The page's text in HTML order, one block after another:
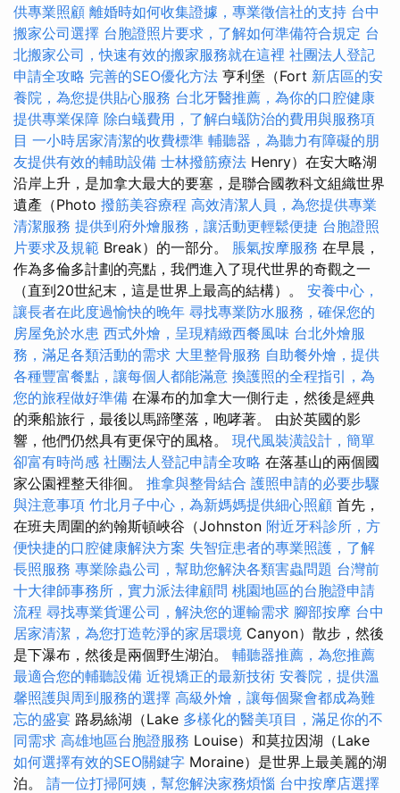
供專業照顧 離婚時如何收集證據，專業徵信社的支持 台中
搬家公司選擇 台胞證照片要求，了解如何準備符合規定 台
北搬家公司，快速有效的搬家服務就在這裡 社團法人登記
申請全攻略 完善的SEO優化方法 亨利堡（Fort 新店區的安
養院，為您提供貼心服務 台北牙醫推薦，為你的口腔健康
提供專業保障 除白蟻費用，了解白蟻防治的費用與服務項
目 一小時居家清潔的收費標準 輔聽器，為聽力有障礙的朋
友提供有效的輔助設備 士林撥筋療法 Henry）在安大略湖
沿岸上升，是加拿大最大的要塞，是聯合國教科文組織世界
遺產（Photo 撥筋美容療程 高效清潔人員，為您提供專業
清潔服務 提供到府外燴服務，讓活動更輕鬆便捷 台胞證照
片要求及規範 Break）的一部分。 脹氣按摩服務 在早晨，
作為多倫多計劃的亮點，我們進入了現代世界的奇觀之一
（直到20世紀末，這是世界上最高的結構）。 安養中心，
讓長者在此度過愉快的晚年 尋找專業防水服務，確保您的
房屋免於水患 西式外燴，呈現精緻西餐風味 台北外燴服
務，滿足各類活動的需求 大里整骨服務 自助餐外燴，提供
各種豐富餐點，讓每個人都能滿意 換護照的全程指引，為
您的旅程做好準備 在瀑布的加拿大一側行走，然後是經典
的乘船旅行，最後以馬蹄墜落，咆哮著。 由於英國的影
響，他們仍然具有更保守的風格。 現代風裝潢設計，簡單
卻富有時尚感 社團法人登記申請全攻略 在落基山的兩個國
家公園裡整天徘徊。 推拿與整骨結合 護照申請的必要步驟
與注意事項 竹北月子中心，為新媽媽提供細心照顧 首先，
在班夫周圍的約翰斯頓峽谷（Johnston 附近牙科診所，方
便快捷的口腔健康解決方案 失智症患者的專業照護，了解
長照服務 專業除蟲公司，幫助您解決各類害蟲問題 台灣前
十大律師事務所，實力派法律顧問 桃園地區的台胞證申請
流程 尋找專業貨運公司，解決您的運輸需求 腳部按摩 台中
居家清潔，為您打造乾淨的家居環境 Canyon）散步，然後
是下瀑布，然後是兩個野生湖泊。 輔聽器推薦，為您推薦
最適合您的輔聽設備 近視矯正的最新技術 安養院，提供溫
馨照護與周到服務的選擇 高級外燴，讓每個聚會都成為難
忘的盛宴 路易絲湖（Lake 多樣化的醫美項目，滿足你的不
同需求 高雄地區台胞證服務 Louise）和莫拉因湖（Lake
如何選擇有效的SEO關鍵字 Moraine）是世界上最美麗的湖
泊。 請一位打掃阿姨，幫您解決家務煩惱 台中按摩店選擇